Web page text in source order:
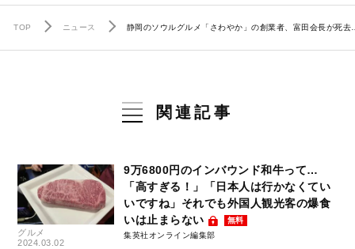
TOP ニュース 静岡のソウルグルメ「さわやか」の創業者、富田会長が死
関連記事
グルメ
2024.03.02
9万6800円のインバウンド和牛って…
「高すぎる！」「日本人は行かなくてい
いですね」それでも外国人観光客の爆食
いは止まらない
無料
集英社オンライン編集部